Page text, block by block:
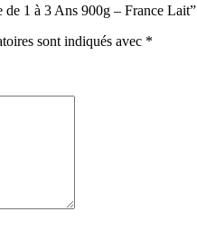
de 1 à 3 Ans 900g – France Lait”
sont indiqués avec *